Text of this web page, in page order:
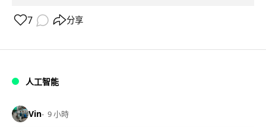
7 分享
人工智能
Vin 9 小時